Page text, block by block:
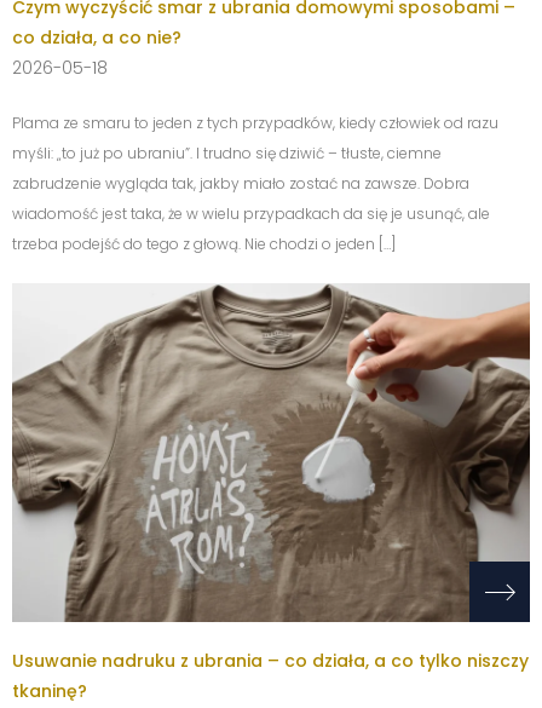
Czym wyczyścić smar z ubrania domowymi sposobami –
co działa, a co nie?
2026-05-18
Plama ze smaru to jeden z tych przypadków, kiedy człowiek od razu
myśli: „to już po ubraniu”. I trudno się dziwić – tłuste, ciemne
zabrudzenie wygląda tak, jakby miało zostać na zawsze. Dobra
wiadomość jest taka, że w wielu przypadkach da się je usunąć, ale
trzeba podejść do tego z głową. Nie chodzi o jeden […]
Usuwanie nadruku z ubrania – co działa, a co tylko niszczy
tkaninę?